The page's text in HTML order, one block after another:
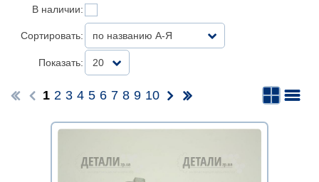
В наличии:
Сортировать: по названию А-Я
Показать: 20
1 2 3 4 5 6 7 8 9 10